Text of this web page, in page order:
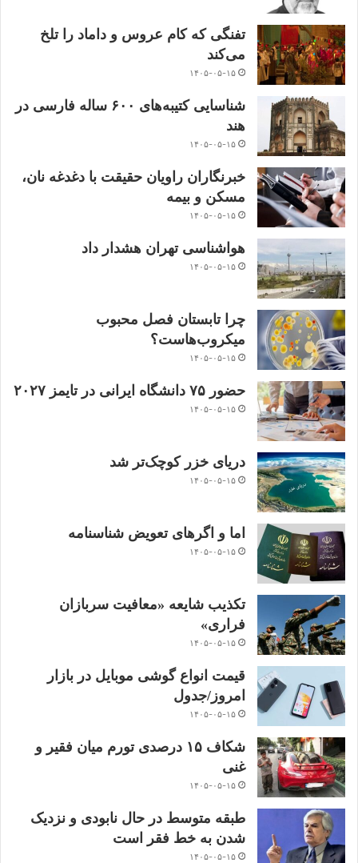
تفنگی که کام عروس و داماد را تلخ
می‌کند
۱۴۰۵-۰۵-۱۵
شناسایی کتیبه‌های ۶۰۰ ساله فارسی در
هند
۱۴۰۵-۰۵-۱۵
خبرنگاران راویان حقیقت با دغدغه نان،
مسکن و بیمه
۱۴۰۵-۰۵-۱۵
هواشناسی تهران هشدار داد
۱۴۰۵-۰۵-۱۵
چرا تابستان فصل محبوب
میکروب‌هاست؟
۱۴۰۵-۰۵-۱۵
حضور ۷۵ دانشگاه ایرانی در تایمز ۲۰۲۷
۱۴۰۵-۰۵-۱۵
دریای خزر کوچک‌تر شد
۱۴۰۵-۰۵-۱۵
اما و اگرهای تعویض شناسنامه
۱۴۰۵-۰۵-۱۵
تکذیب شایعه «معافیت سربازان
فراری»
۱۴۰۵-۰۵-۱۵
قیمت انواع گوشی موبایل در بازار
امروز/جدول
۱۴۰۵-۰۵-۱۵
شکاف ۱۵ درصدی تورم میان فقیر و
غنی
۱۴۰۵-۰۵-۱۵
طبقه متوسط در حال نابودی و نزدیک
شدن به خط فقر است
۱۴۰۵-۰۵-۱۵